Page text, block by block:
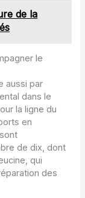
de la
le
aussi par
dans le
la ligne du
en
de dix, dont
qui
des